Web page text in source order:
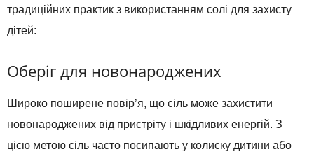
традиційних практик з використанням солі для захисту
дітей:
Оберіг для новонароджених
Широко поширене повір’я, що сіль може захистити
новонароджених від пристріту і шкідливих енергій. З
цією метою сіль часто посипають у колиску дитини або